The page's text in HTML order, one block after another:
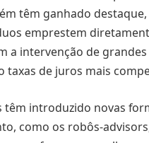
têm ganhado
emprestem
a intervenção de grandes
taxas de juros mais
têm introduzido novas
como os robôs-